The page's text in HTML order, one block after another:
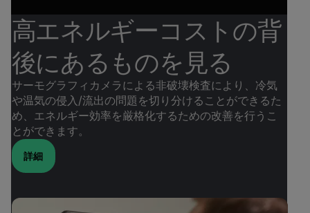
高エネルギーコストの背
後にあるものを見る
サーモグラフィカメラによる非破壊検査により、冷気
や温気の侵入/流出の問題を切り分けることができるた
め、エネルギー効率を厳格化するための改善を行うこ
とができます。
詳細